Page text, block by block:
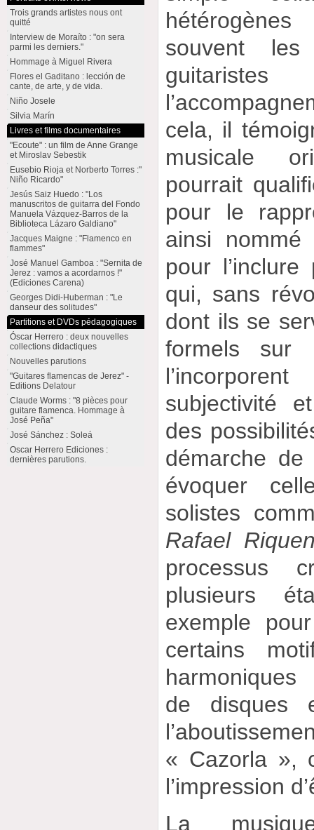
souvent les
guitaristes
cela, il
musicale
pourrait
pour le
ainsi nommé
pour
qui, sans
dont ils se
formels sur
subjectivité
des
démarche
évoquer
solistes
Rafael
processus
plusieurs
exemple
certains
de disques
« Cazorla »,
l’impression
La
Trois grands artistes nous ont
quitté
Interview de Moraíto : "on sera
parmi les derniers."
Hommage à Miguel Rivera
Flores el Gaditano : lección de
cante, de arte, y de vida.
Niño Josele
Silvia Marín
Livres et films documentaires
"Ecoute" : un film de Anne Grange
et Miroslav Sebestik
Eusebio Rioja et Norberto Torres :"
Niño Ricardo"
Jesús Saiz Huedo : "Los
manuscritos de guitarra del Fondo
Manuela Vázquez-Barros de la
Biblioteca Lázaro Galdiano"
Jacques Maigne : "Flamenco en
flammes"
José Manuel Gamboa : "Sernita de
Jerez : vamos a acordarnos !"
(Ediciones Carena)
Georges Didi-Huberman : "Le
danseur des solitudes"
Partitions et DVDs pédagogiques
Óscar Herrero : deux nouvelles
collections didactiques
Nouvelles parutions
"Guitares flamencas de Jerez" -
Editions Delatour
Claude Worms : "8 pièces pour
guitare flamenca. Hommage à
José Peña"
José Sánchez : Soleá
Oscar Herrero Ediciones :
dernières parutions.